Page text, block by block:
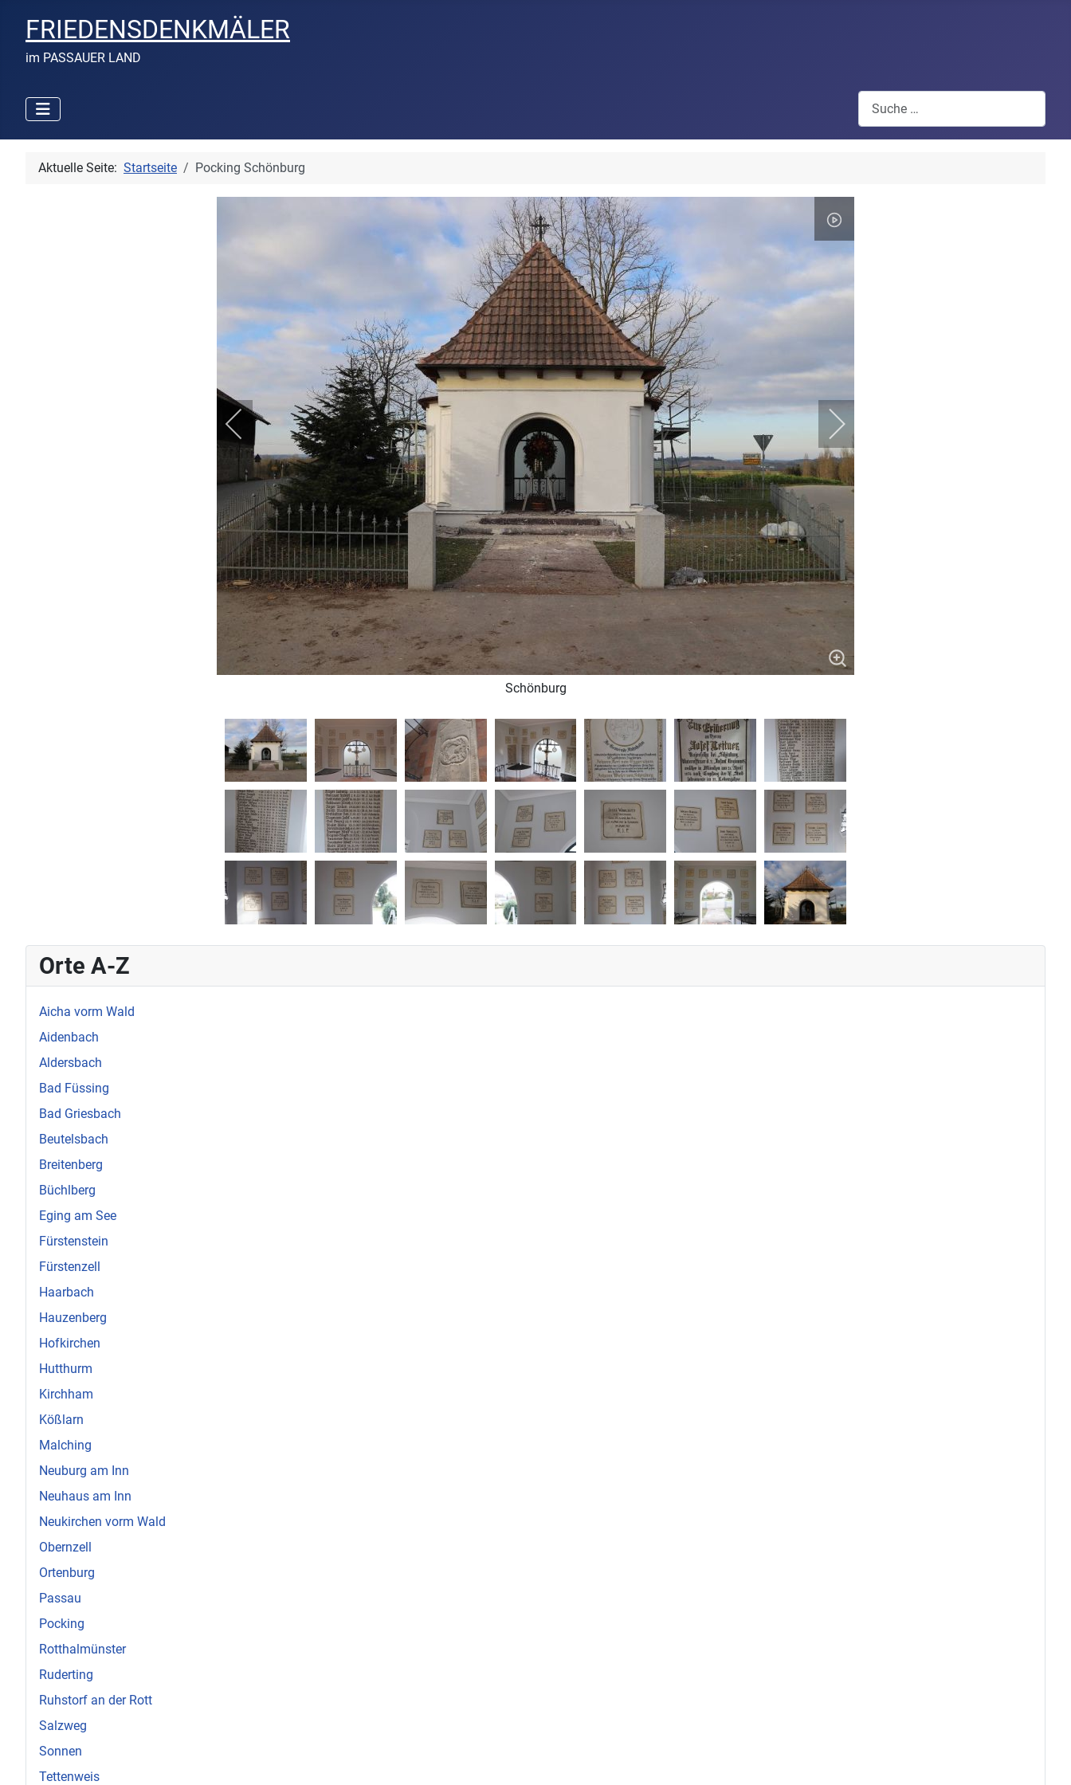
FRIEDENSDENKMÄLER
im PASSAUER LAND
Suchen
Aktuelle Seite: Startseite Pocking Schönburg
Schönburg
Orte A-Z
Aicha vorm Wald
Aidenbach
Aldersbach
Bad Füssing
Bad Griesbach
Beutelsbach
Breitenberg
Büchlberg
Eging am See
Fürstenstein
Fürstenzell
Haarbach
Hauzenberg
Hofkirchen
Hutthurm
Kirchham
Kößlarn
Malching
Neuburg am Inn
Neuhaus am Inn
Neukirchen vorm Wald
Obernzell
Ortenburg
Passau
Pocking
Rotthalmünster
Ruderting
Ruhstorf an der Rott
Salzweg
Sonnen
Tettenweis